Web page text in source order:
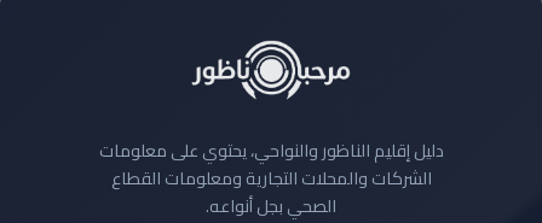
دليل إقليم الناظور والنواحي، يحتوي على معلومات
الشركات والمحلات التجارية ومعلومات القطاع
الصحي بجل أنواعه.